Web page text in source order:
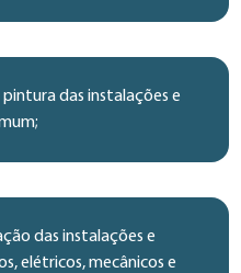
das instalações e
das instalações e
elétricos, mecânicos e